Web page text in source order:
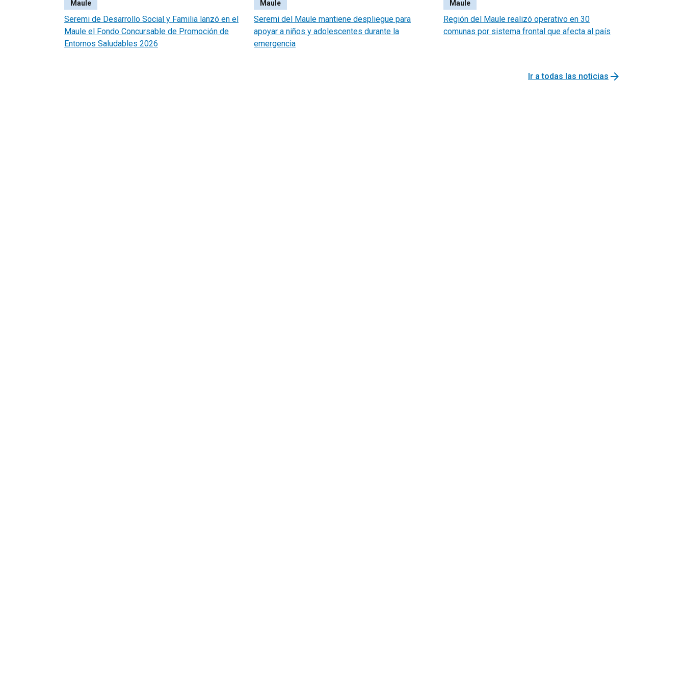
Maule
Seremi de Desarrollo Social y Familia lanzó en el
Maule el Fondo Concursable de Promoción de
Entornos Saludables 2026
Maule
Seremi del Maule mantiene despliegue para
apoyar a niños y adolescentes durante la
emergencia
Maule
Región del Maule realizó operativo en 30
comunas por sistema frontal que afecta al país
Ir a todas las noticias arrow_forward